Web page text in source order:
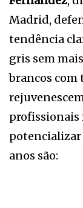
Madrid,
tendência
gris sem
brancos com
profissionais
potencializar
anos são: